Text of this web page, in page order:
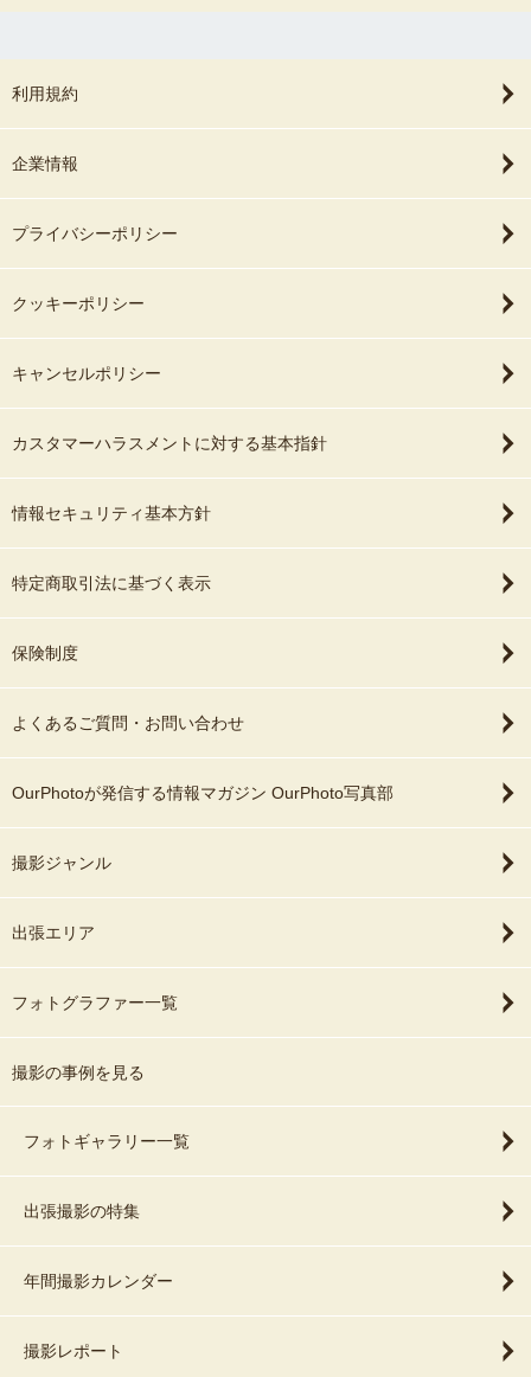
利用規約
企業情報
プライバシーポリシー
クッキーポリシー
キャンセルポリシー
カスタマーハラスメントに対する基本指針
情報セキュリティ基本方針
特定商取引法に基づく表示
保険制度
よくあるご質問・お問い合わせ
OurPhotoが発信する情報マガジン OurPhoto写真部
撮影ジャンル
出張エリア
フォトグラファー一覧
撮影の事例を見る
フォトギャラリー一覧
出張撮影の特集
年間撮影カレンダー
撮影レポート